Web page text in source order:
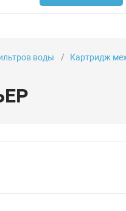
воды
Картридж